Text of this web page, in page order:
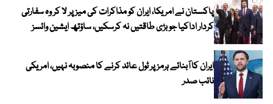
پاکستان نے امریکا، ایران کو مذاکرات کی میز پر لا کر وہ سفارتی
کردار اداکیا جو بڑی طاقتیں نہ کرسکیں، ساؤتھ ایشین وائسز
ایران کا آبنائے ہرمز پر ٹول عائد کرنے کا منصوبہ نہیں، امریکی
نائب صدر